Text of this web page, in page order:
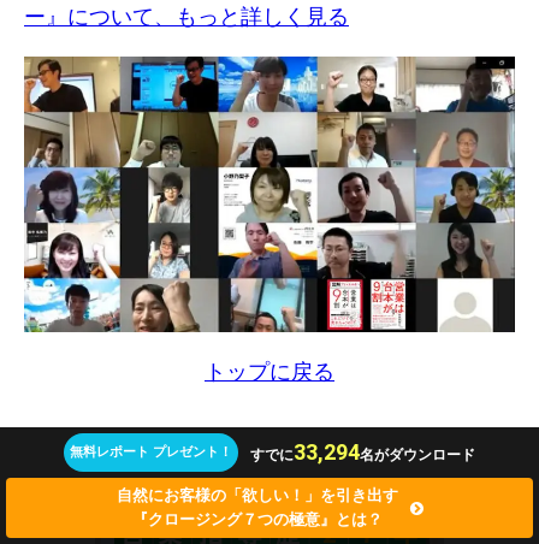
ー』について、もっと詳しく見る
トップに戻る
無料レポート プレゼント！ すでに33,294名がダウンロード
自然にお客様の「欲しい！」を引き出す
『クロージング７つの極意』とは？